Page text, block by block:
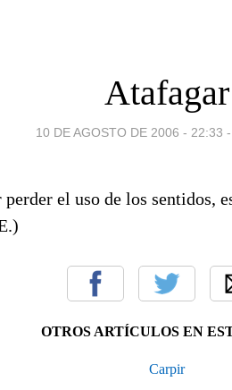
Atafagar
10 DE AGOSTO DE 2006 - 22:33 -
el uso de los sentidos,
OTROS ARTÍCULOS EN
Carpir